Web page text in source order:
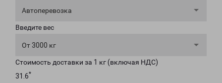
Автоперевозка
Введите вес
От 3000 кг
Стоимость доставки за 1 кг (включая НДС)
31.6*